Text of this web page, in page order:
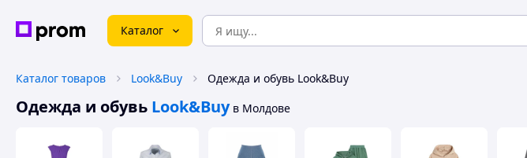
Каталог
Каталог товаров Look&Buy Одежда и обувь Look&Buy
Одежда и обувь Look&Buy в Молдове